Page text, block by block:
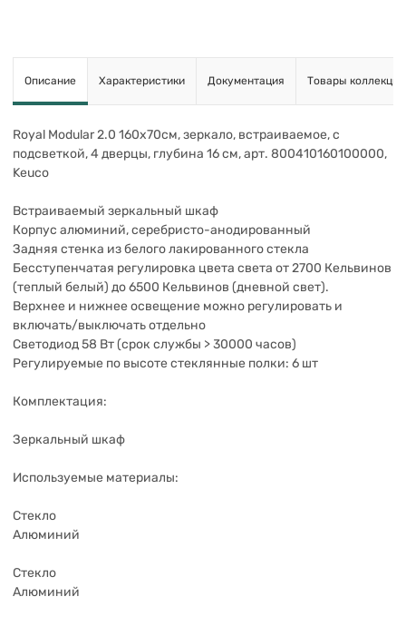
Описание Характеристики Документация Товары коллекции
Royal Modular 2.0 160х70см, зеркало, встраиваемое, с
подсветкой, 4 дверцы, глубина 16 см, арт. 800410160100000,
Keuco
Встраиваемый зеркальный шкаф
Корпус алюминий, серебристо-анодированный
Задняя стенка из белого лакированного стекла
Бесступенчатая регулировка цвета света от 2700 Кельвинов
(теплый белый) до 6500 Кельвинов (дневной свет).
Верхнее и нижнее освещение можно регулировать и
включать/выключать отдельно
Светодиод 58 Вт (срок службы > 30000 часов)
Регулируемые по высоте стеклянные полки: 6 шт
Комплектация:
Зеркальный шкаф
Используемые материалы:
Стекло
Алюминий
Стекло
Алюминий